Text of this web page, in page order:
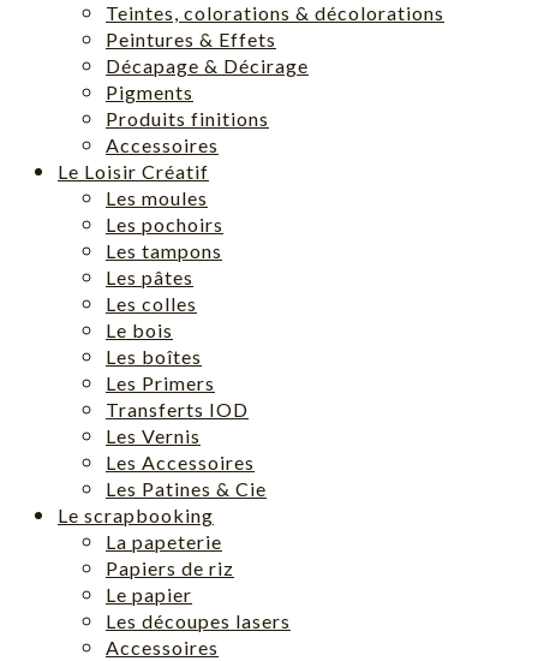
Teintes, colorations & décolorations
Peintures & Effets
Décapage & Décirage
Pigments
Produits finitions
Accessoires
Le Loisir Créatif
Les moules
Les pochoirs
Les tampons
Les pâtes
Les colles
Le bois
Les boîtes
Les Primers
Transferts IOD
Les Vernis
Les Accessoires
Les Patines & Cie
Le scrapbooking
La papeterie
Papiers de riz
Le papier
Les découpes lasers
Accessoires